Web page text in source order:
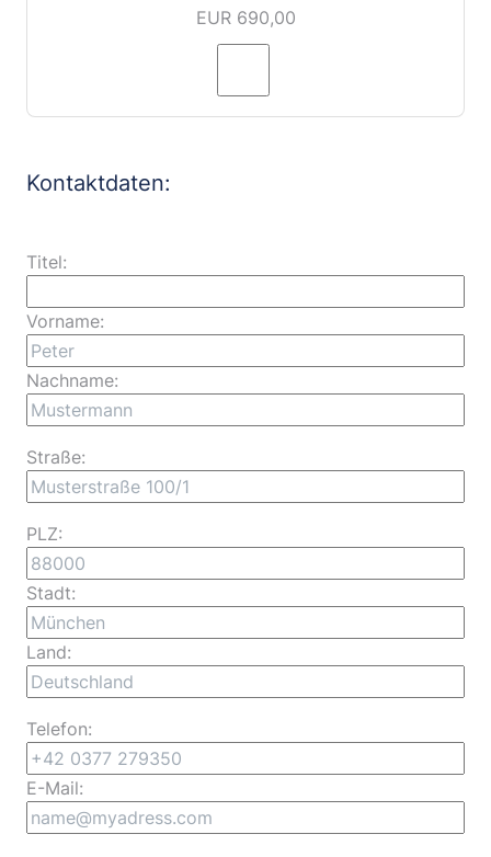
EUR 690,00
Kontaktdaten:
Titel:
Vorname:
Nachname:
Straße:
PLZ:
Stadt:
Land:
Telefon:
E-Mail: